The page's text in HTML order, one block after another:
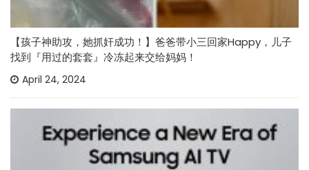
【孩子神助攻，她抓奸成功！】爸爸带小三回家Happy，儿子
找到『用过的套套』冷冻起来交给妈妈！
April 24, 2024